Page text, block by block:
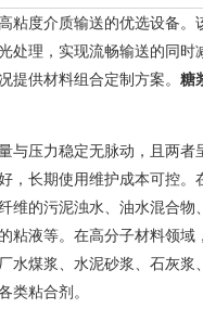
粘度介质输送的优选设备
处理，实现流畅输送的同
提供材料组合定制方案。 糖
与压力稳定无脉动，且两
，长期使用维护成本可控
维的污泥浊水、油水混合
粘液等。在高分子材料领
水煤浆、水泥砂浆、石灰
类粘合剂。